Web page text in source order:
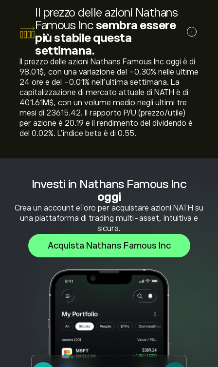
Investi in Nathans Famous Inc
oggi
Crea un account eToro per acquistare azioni NATH su
una piattaforma di trading multi-asset, intuitiva e
sicura.
Acquista Nathans Famous Inc
Il prezzo delle azioni Nathans
Famous Incsembra essere
più stabile questa
settimana.
i
Il prezzo delle azioni Nathans Famous Inc oggi è di
98.01‎$‎, con una variazione del ‎-0.30‎% nelle ultime
24 ore e del ‎-0.01‎% nell'ultima settimana. La
capitalizzazione di mercato attuale di NATH è di
401.61M‎$‎, con un volume medio negli ultimi tre
mesi di 23615.42. Il rapporto P/U (prezzo/utile)
per azione è 20.19 e il rendimento del dividendo è
del 0.02%. L'indice beta è di 0.55.